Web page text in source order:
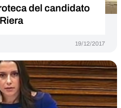
del candidato
19/12/2017